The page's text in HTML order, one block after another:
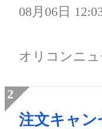
08月06日
オリコンニュ
注文キャン